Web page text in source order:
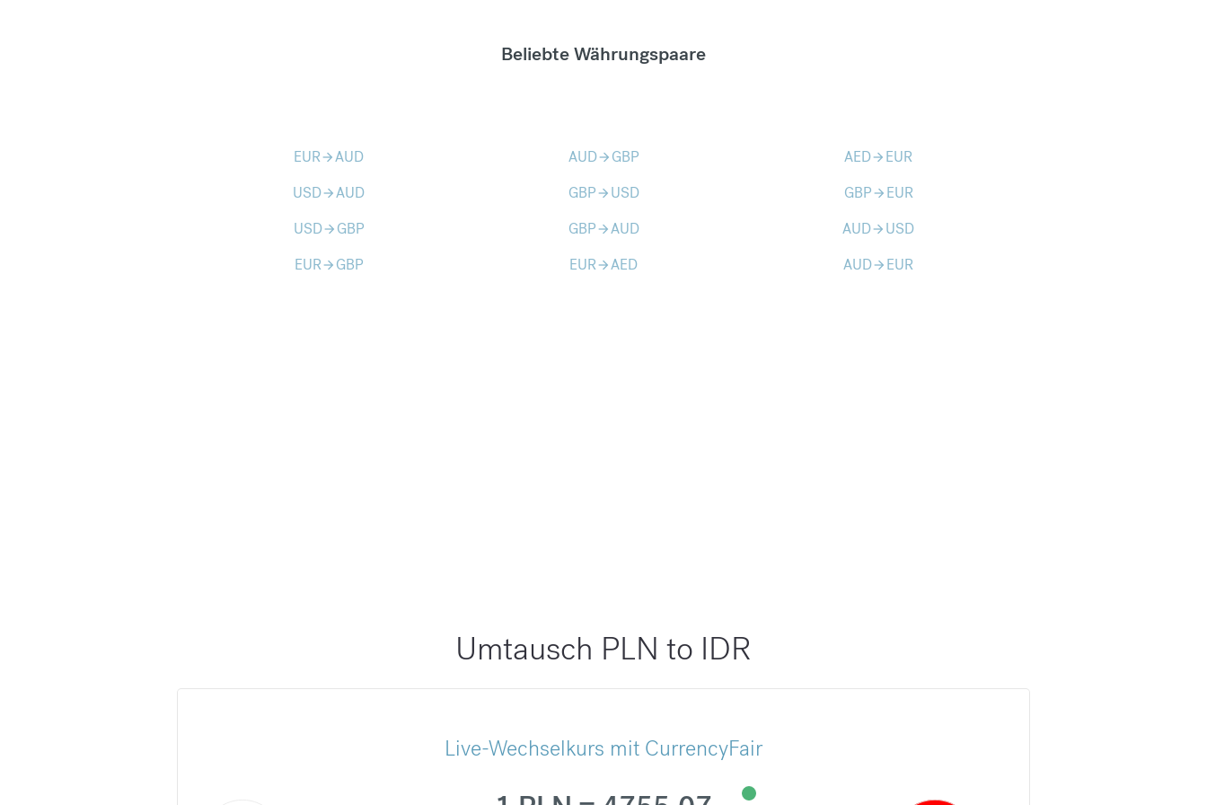
Beliebte Währungspaare
EURarrow_forwardAUD AUDarrow_forward GBP AEDarrow_forward EUR
USDarrow_forwardAUD GBParrow_forward USD GBParrow_forward EUR
USDarrow_forward GBP GBParrow_forwardAUD AUDarrow_forward USD
EURarrow_forward GBP EURarrow_forwardAED AUDarrow_forward EUR
Umtausch PLN to IDR
Live-Wechselkurs mit CurrencyFair